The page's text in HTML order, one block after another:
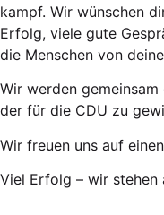
kampf. Wir wün­schen
Erfolg, vie­le gute
die Men­schen von
Wir wer­den
der für die CDU zu
Wir freu­en uns auf
Viel Erfolg – wir ste­hen